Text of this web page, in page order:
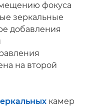
фокуса
зеркальные
добавления
на второй
камер